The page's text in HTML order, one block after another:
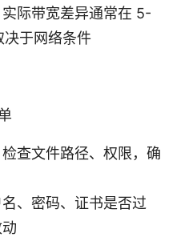
际带宽差异通常在 5-
决于网络条件
查文件路径、权限，确
、密码、证书是否过